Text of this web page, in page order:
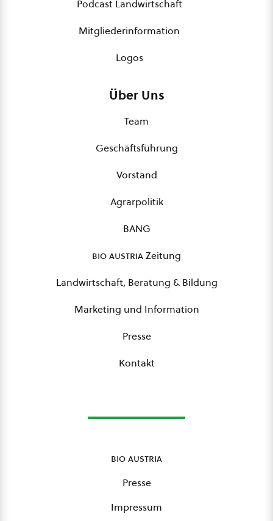
Podcast Landwirtschaft
Mitgliederinformation
Logos
Über Uns
Team
Geschäftsführung
Vorstand
Agrarpolitik
BANG
bio austriaZeitung
Landwirtschaft, Beratung & Bildung
Marketing und Information
Presse
Kontakt
bio austria
Presse
Impressum